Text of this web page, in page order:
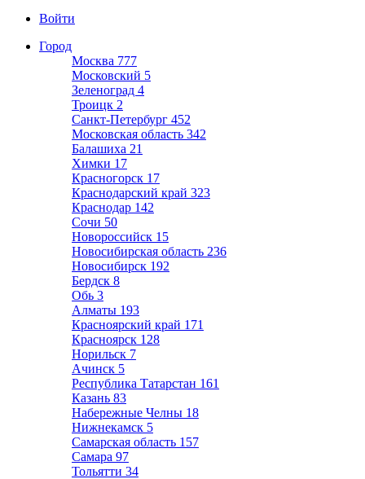
Войти
Город
Москва 777
Московский 5
Зеленоград 4
Троицк 2
Санкт-Петербург 452
Московская область 342
Балашиха 21
Химки 17
Красногорск 17
Краснодарский край 323
Краснодар 142
Сочи 50
Новороссийск 15
Новосибирская область 236
Новосибирск 192
Бердск 8
Обь 3
Алматы 193
Красноярский край 171
Красноярск 128
Норильск 7
Ачинск 5
Республика Татарстан 161
Казань 83
Набережные Челны 18
Нижнекамск 5
Самарская область 157
Самара 97
Тольятти 34